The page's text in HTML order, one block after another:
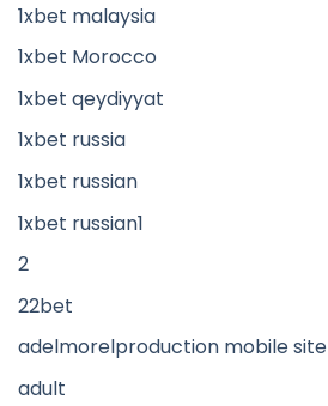
1xbet malaysia
1xbet Morocco
1xbet qeydiyyat
1xbet russia
1xbet russian
1xbet russian1
2
22bet
adelmorelproduction mobile site
adult